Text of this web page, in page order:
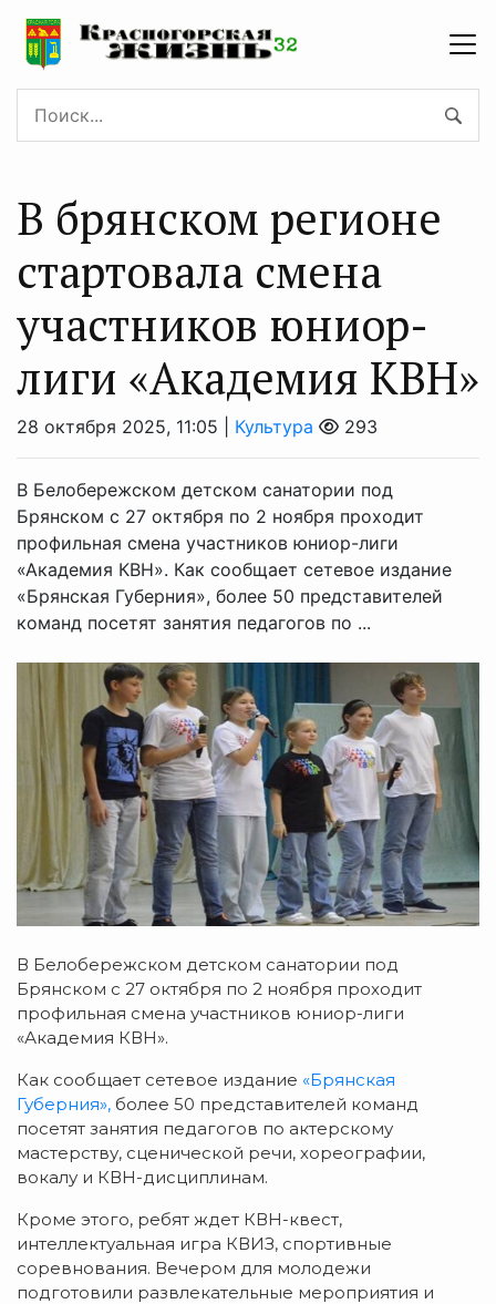
В брянском регионе
стартовала смена
участников юниор-
лиги «Академия КВН»
28 октября 2025, 11:05 | Культура 293
В Белобережском детском санатории под
Брянском с 27 октября по 2 ноября проходит
профильная смена участников юниор-лиги
«Академия КВН». Как сообщает сетевое издание
«Брянская Губерния», более 50 представителей
команд посетят занятия педагогов по ...
В Белобережском детском санатории под
Брянском с 27 октября по 2 ноября проходит
профильная смена участников юниор-лиги
«Академия КВН».
Как сообщает сетевое издание «Брянская
Губерния», более 50 представителей команд
посетят занятия педагогов по актерскому
мастерству, сценической речи, хореографии,
вокалу и КВН-дисциплинам.
Кроме этого, ребят ждет КВН-квест,
интеллектуальная игра КВИЗ, спортивные
соревнования. Вечером для молодежи
подготовили развлекательные мероприятия и